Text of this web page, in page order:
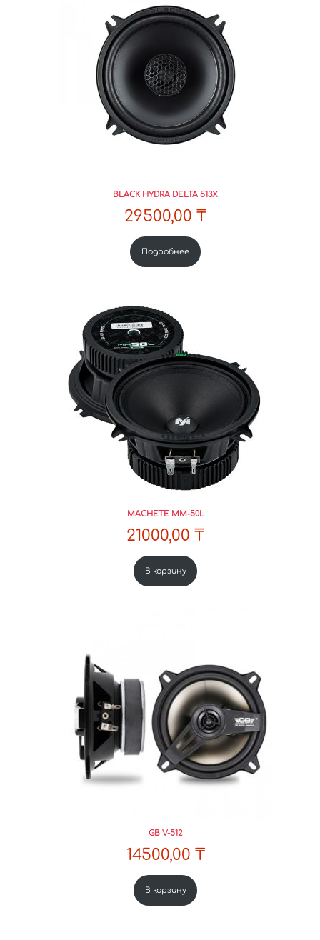
BLACK HYDRA DELTA 513X
29500,00 ₸
Подробнее
MACHETE MM-50L
21000,00 ₸
В корзину
GB V-512
14500,00 ₸
В корзину